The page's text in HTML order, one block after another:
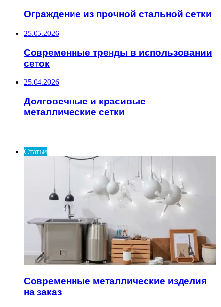
Ограждение из прочной стальной сетки
25.05.2026
Современные тренды в использовании
сеток
25.04.2026
Долговечные и красивые
металлические сетки
Статьи
Современные металлические изделия
на заказ